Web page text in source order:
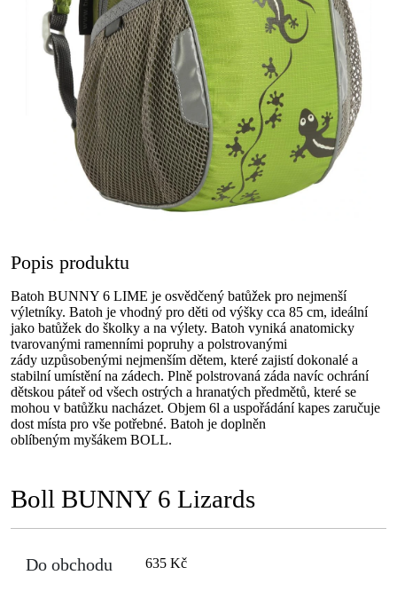
Popis produktu
Batoh BUNNY 6 LIME je osvědčený batůžek pro nejmenší
výletníky. Batoh je vhodný pro děti od výšky cca 85 cm, ideální
jako batůžek do školky a na výlety. Batoh vyniká anatomicky
tvarovanými ramenními popruhy a polstrovanými
zády uzpůsobenými nejmenším dětem, které zajistí dokonalé a
stabilní umístění na zádech. Plně polstrovaná záda navíc ochrání
dětskou páteř od všech ostrých a hranatých předmětů, které se
mohou v batůžku nacházet. Objem 6l a uspořádání kapes zaručuje
dost místa pro vše potřebné. Batoh je doplněn
oblíbeným myšákem BOLL.
Boll BUNNY 6 Lizards
Do obchodu 635 Kč